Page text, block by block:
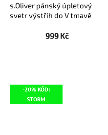
s.Oliver pánský úpletový
svetr výstřih do V tmavě
999 Kč
-20% KÓD:
STORM